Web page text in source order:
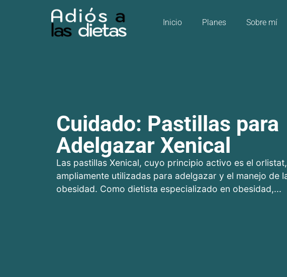
Inicio Planes Sobre mí
Cuidado: Pastillas para
Adelgazar Xenical
Las pastillas Xenical, cuyo principio activo es el
ampliamente utilizadas para adelgazar y el manejo de
obesidad. Como dietista especializado en obesidad,...